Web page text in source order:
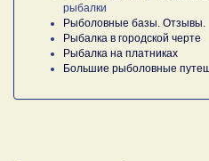
рыбалки
Рыболовные базы. Отзывы.
Рыбалка в городской черте
Рыбалка на платниках
Большие рыболовные